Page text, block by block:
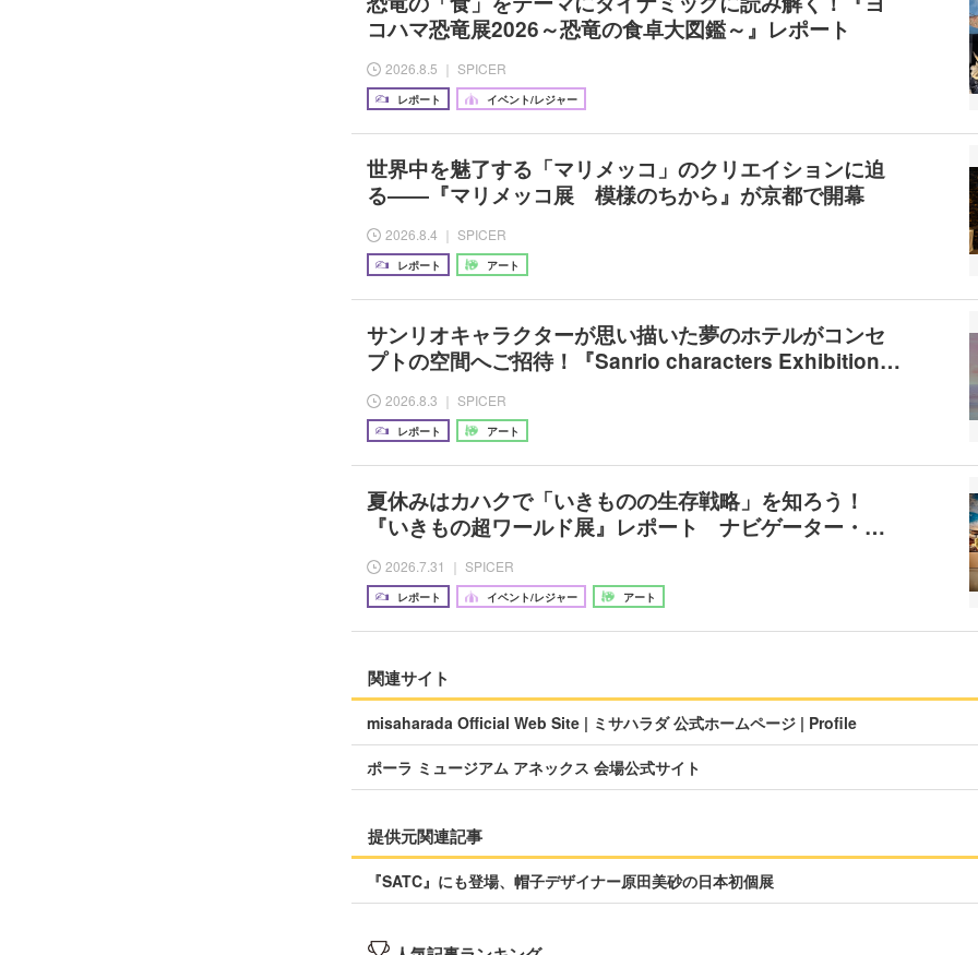
コハマ恐竜展2026～恐竜の食卓大図鑑～』レポート
2026.8.5 ｜ SPICER
レポート イベント/レジャー
世界中を魅了する「マリメッコ」のクリエイションに迫
る――『マリメッコ展 模様のちから』が京都で開幕
2026.8.4 ｜ SPICER
レポート アート
サンリオキャラクターが思い描いた夢のホテルがコンセ
プトの空間へご招待！『Sanrio characters Exhibition…
2026.8.3 ｜ SPICER
レポート アート
夏休みはカハクで「いきものの生存戦略」を知ろう！
『いきもの超ワールド展』レポート ナビゲーター・…
2026.7.31 ｜ SPICER
レポート イベント/レジャー アート
関連サイト
misaharada Official Web Site | ミサハラダ 公式ホームページ | Profile
ポーラ ミュージアム アネックス 会場公式サイト
提供元関連記事
『SATC』にも登場、帽子デザイナー原田美砂の日本初個展